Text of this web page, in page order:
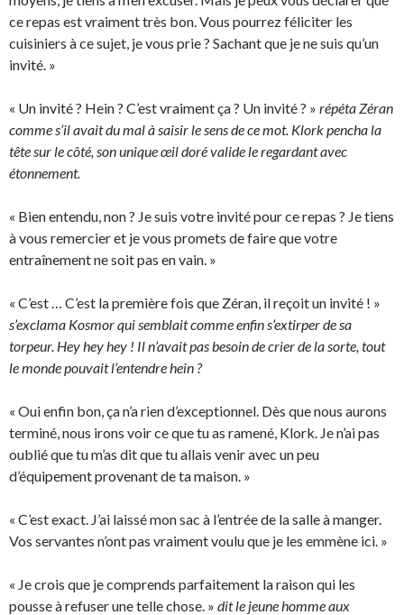
ce repas est vraiment très bon. Vous pourrez féliciter les
cuisiniers à ce sujet, je vous prie ? Sachant que je ne suis qu’un
invité. »
« Un invité ? Hein ? C’est vraiment ça ? Un invité ? » répéta Zéran
comme s’il avait du mal à saisir le sens de ce mot. Klork pencha la
tête sur le côté, son unique œil doré valide le regardant avec
étonnement.
« Bien entendu, non ? Je suis votre invité pour ce repas ? Je tiens
à vous remercier et je vous promets de faire que votre
entraînement ne soit pas en vain. »
« C’est … C’est la première fois que Zéran, il reçoit un invité ! »
s’exclama Kosmor qui semblait comme enfin s’extirper de sa
torpeur. Hey hey hey ! Il n’avait pas besoin de crier de la sorte, tout
le monde pouvait l’entendre hein ?
« Oui enfin bon, ça n’a rien d’exceptionnel. Dès que nous aurons
terminé, nous irons voir ce que tu as ramené, Klork. Je n’ai pas
oublié que tu m’as dit que tu allais venir avec un peu
d’équipement provenant de ta maison. »
« C’est exact. J’ai laissé mon sac à l’entrée de la salle à manger.
Vos servantes n’ont pas vraiment voulu que je les emmène ici. »
« Je crois que je comprends parfaitement la raison qui les
pousse à refuser une telle chose. » dit le jeune homme aux